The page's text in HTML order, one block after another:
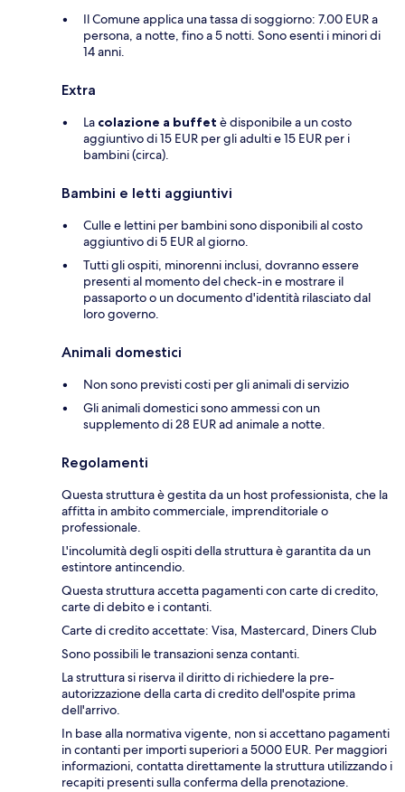
Il Comune applica una tassa di soggiorno: 7.00 EUR a
persona, a notte, fino a 5 notti. Sono esenti i minori di
14 anni.
Extra
La colazione a buffet è disponibile a un costo
aggiuntivo di 15 EUR per gli adulti e 15 EUR per i
bambini (circa).
Bambini e letti aggiuntivi
Culle e lettini per bambini sono disponibili al costo
aggiuntivo di 5 EUR al giorno.
Tutti gli ospiti, minorenni inclusi, dovranno essere
presenti al momento del check-in e mostrare il
passaporto o un documento d'identità rilasciato dal
loro governo.
Animali domestici
Non sono previsti costi per gli animali di servizio
Gli animali domestici sono ammessi con un
supplemento di 28 EUR ad animale a notte.
Regolamenti
Questa struttura è gestita da un host professionista, che la
affitta in ambito commerciale, imprenditoriale o
professionale.
L'incolumità degli ospiti della struttura è garantita da un
estintore antincendio.
Questa struttura accetta pagamenti con carte di credito,
carte di debito e i contanti.
Carte di credito accettate: Visa, Mastercard, Diners Club
Sono possibili le transazioni senza contanti.
La struttura si riserva il diritto di richiedere la pre-
autorizzazione della carta di credito dell'ospite prima
dell'arrivo.
In base alla normativa vigente, non si accettano pagamenti
in contanti per importi superiori a 5000 EUR. Per maggiori
informazioni, contatta direttamente la struttura utilizzando i
recapiti presenti sulla conferma della prenotazione.